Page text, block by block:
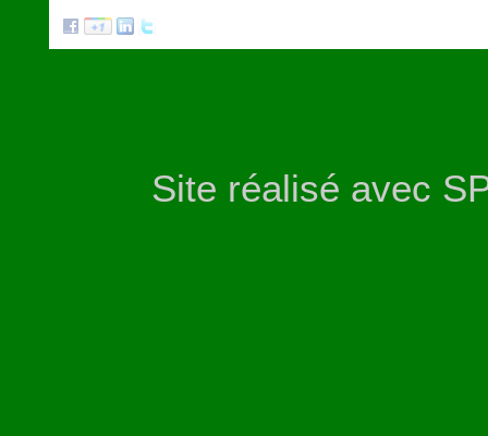
Site réalisé avec